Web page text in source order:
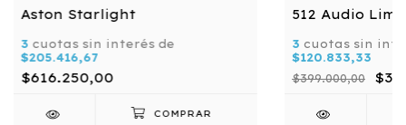
Aston Starlight
3 cuotas sin interés de
$205.416,67
$616.250,00
512 Audio
3 cuotas sin
$120.833,33
$399.000,00